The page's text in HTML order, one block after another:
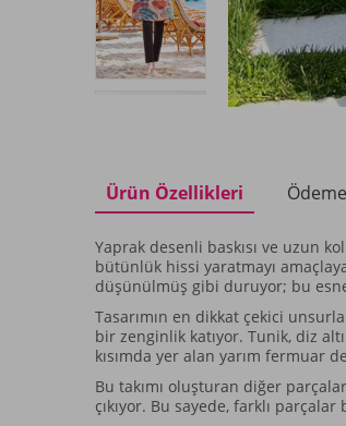
Ürün Özellikleri
Yaprak desenli baskısı ve uzun
bütünlük hissi yaratmayı
düşünülmüş gibi duruyor; bu
Tasarımın en dikkat çekici
bir zenginlik katıyor. Tunik, diz
kısımda yer alan yarım fermuar
Bu takımı oluşturan diğer
çıkıyor. Bu sayede, farklı